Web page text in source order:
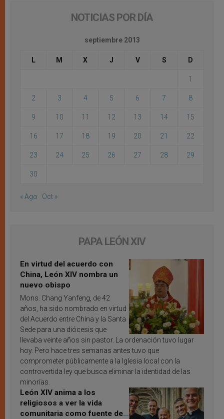
NOTICIAS POR DÍA
septiembre 2013
L M X J V S D
1
2 3 4 5 6 7 8
9 10 11 12 13 14 15
16 17 18 19 20 21 22
23 24 25 26 27 28 29
30
« Ago Oct »
PAPA LEÓN XIV
En virtud del acuerdo con
China, León XIV nombra un
nuevo obispo
Mons. Chang Yanfeng, de 42
años, ha sido nombrado en virtud
del Acuerdo entre China y la Santa
Sede para una diócesis que
llevaba veinte años sin pastor. La ordenación tuvo lugar
hoy. Pero hace tres semanas antes tuvo que
comprometer públicamente a la Iglesia local con la
controvertida ley que busca eliminar la identidad de las
minorías.
León XIV anima a los
religiosos a ver la vida
comunitaria como fuente de